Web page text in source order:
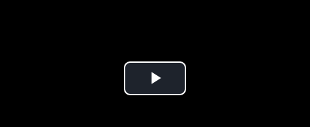
Play Video